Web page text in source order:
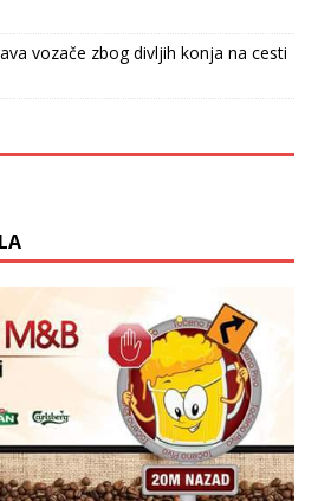
vozače zbog divljih konja na cesti